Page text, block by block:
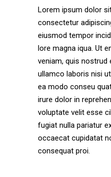
Lorem ipsum dolor
consectetur
eiusmod tempor
lore magna iqua. Ut
veniam, quis nostrud
ullamco laboris nisi
ea modo conseu
irure dolor in
voluptate velit esse
fugiat nulla pariatur
occaecat cupidatat
consequat proi.